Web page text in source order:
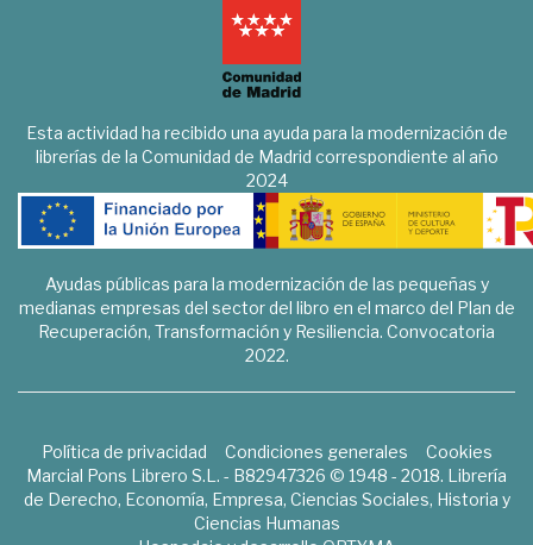
Esta actividad ha recibido una ayuda para la modernización de
librerías de la Comunidad de Madrid correspondiente al año
2024
Ayudas públicas para la modernización de las pequeñas y
medianas empresas del sector del libro en el marco del Plan de
Recuperación, Transformación y Resiliencia. Convocatoria
2022.
Política de privacidad Condiciones generales
Cookies
Marcial Pons Librero S.L. - B82947326 © 1948 - 2018. Librería
de Derecho, Economía, Empresa, Ciencias Sociales, Historia y
Ciencias Humanas